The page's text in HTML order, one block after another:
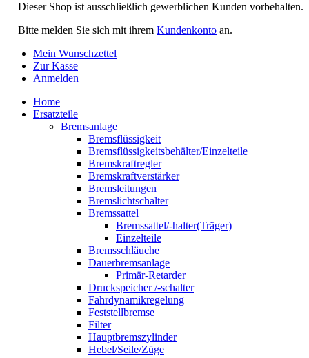
Dieser Shop ist ausschließlich gewerblichen Kunden vorbehalten.
Bitte melden Sie sich mit ihrem Kundenkonto an.
Mein Wunschzettel
Zur Kasse
Anmelden
Home
Ersatzteile
Bremsanlage
Bremsflüssigkeit
Bremsflüssigkeitsbehälter/Einzelteile
Bremskraftregler
Bremskraftverstärker
Bremsleitungen
Bremslichtschalter
Bremssattel
Bremssattel/-halter(Träger)
Einzelteile
Bremsschläuche
Dauerbremsanlage
Primär-Retarder
Druckspeicher /-schalter
Fahrdynamikregelung
Feststellbremse
Filter
Hauptbremszylinder
Hebel/Seile/Züge